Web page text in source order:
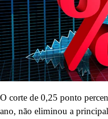
O corte de 0,25 ponto
ano, não eliminou a